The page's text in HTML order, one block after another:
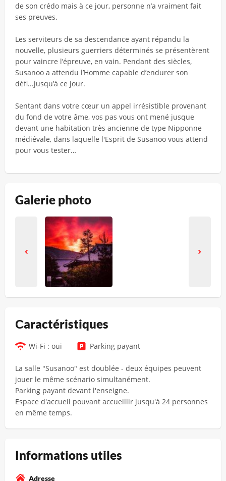
de son crédo mais à ce jour, personne n’a vraiment fait
ses preuves.
Les serviteurs de sa descendance ayant répandu la
nouvelle, plusieurs guerriers déterminés se présentèrent
pour vaincre l’épreuve, en vain. Pendant des siècles,
Susanoo a attendu l’Homme capable d’endurer son
défi...jusqu’à ce jour.
Sentant dans votre cœur un appel irrésistible provenant
du fond de votre âme, vos pas vous ont mené jusque
devant une habitation très ancienne de type Nipponne
médiévale, dans laquelle l'Esprit de Susanoo vous attend
pour vous tester…
Galerie photo
Сaractéristiques
Wi-Fi : oui Parking payant
La salle "Susanoo" est doublée - deux équipes peuvent
jouer le même scénario simultanément.
Parking payant devant l'enseigne.
Espace d'accueil pouvant accueillir jusqu'à 24 personnes
en même temps.
Informations utiles
Adresse